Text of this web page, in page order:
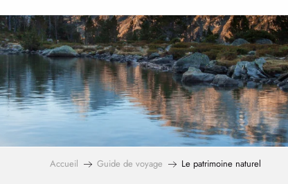
Accueil Guide de voyage Le patrimoine naturel